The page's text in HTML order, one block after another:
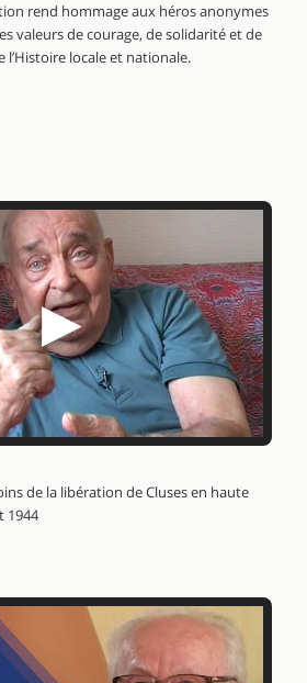
rend hommage aux héros anonymes
valeurs de courage, de solidarité et de
locale et nationale.
▶
de la libération de Cluses en haute
1944